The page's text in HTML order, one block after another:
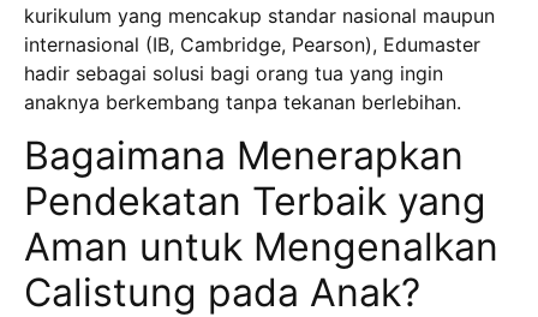
kurikulum yang mencakup standar nasional maupun
internasional (IB, Cambridge, Pearson), Edumaster
hadir sebagai solusi bagi orang tua yang ingin
anaknya berkembang tanpa tekanan berlebihan.
Bagaimana Menerapkan
Pendekatan Terbaik yang
Aman untuk Mengenalkan
Calistung pada Anak?